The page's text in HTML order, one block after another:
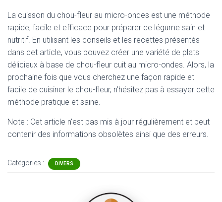
La cuisson du chou-fleur au micro-ondes est une méthode
rapide, facile et efficace pour préparer ce légume sain et
nutritif. En utilisant les conseils et les recettes présentés
dans cet article, vous pouvez créer une variété de plats
délicieux à base de chou-fleur cuit au micro-ondes. Alors, la
prochaine fois que vous cherchez une façon rapide et
facile de cuisiner le chou-fleur, n’hésitez pas à essayer cette
méthode pratique et saine.
Note : Cet article n'est pas mis à jour régulièrement et peut
contenir des informations obsolètes ainsi que des erreurs.
Catégories : DIVERS